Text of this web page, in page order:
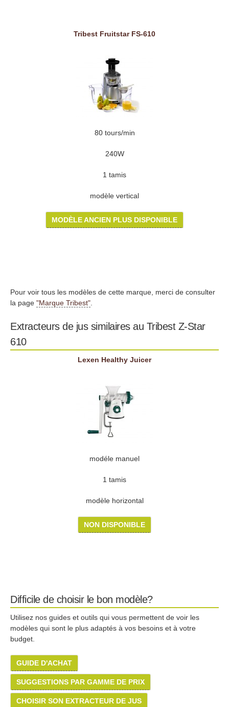
Tribest Fruitstar FS-610
80 tours/min
240W
1 tamis
modèle vertical
MODÈLE ANCIEN PLUS DISPONIBLE
Pour voir tous les modèles de cette marque, merci de consulter
la page "Marque Tribest"
Extracteurs de jus similaires au Tribest Z-Star
610
Lexen Healthy Juicer
modéle manuel
1 tamis
modèle horizontal
NON DISPONIBLE
Difficile de choisir le bon modèle?
Utilisez nos guides et outils qui vous permettent de voir les
modèles qui sont le plus adaptés à vos besoins et à votre
budget.
GUIDE D'ACHAT
SUGGESTIONS PAR GAMME DE PRIX
CHOISIR SON EXTRACTEUR DE JUS